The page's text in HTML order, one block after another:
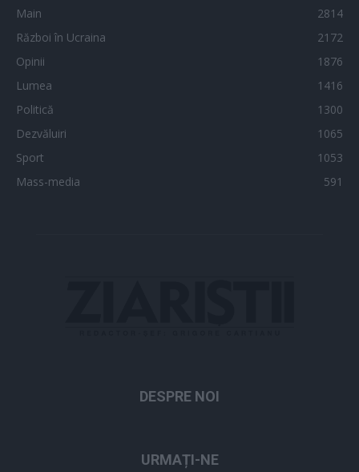
Main
2814
Război în Ucraina
2172
Opinii
1876
Lumea
1416
Politică
1300
Dezvăluiri
1065
Sport
1053
Mass-media
591
DESPRE NOI
URMAȚI-NE